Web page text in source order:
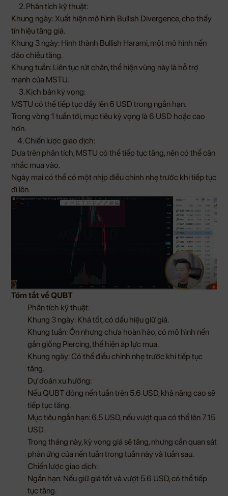
2. Phân tích kỹ thuật:
Khung ngày: Xuất hiện mô hình Bullish Divergence, cho thấy
tín hiệu tăng giá.
Khung 3 ngày: Hình thành Bullish Harami, một mô hình nến
đảo chiều tăng.
Khung tuần: Liên tục rút chân, thể hiện vùng này là hỗ trợ
mạnh của MSTU.
3. Kịch bản kỳ vọng:
MSTU có thể tiếp tục đẩy lên 6 USD trong ngắn hạn.
Trong vòng 1 tuần tới, mục tiêu kỳ vọng là 6 USD hoặc cao
hơn.
4. Chiến lược giao dịch:
Dựa trên phân tích, MSTU có thể tiếp tục tăng, nên có thể cân
nhắc mua vào.
Ngày mai có thể có một nhịp điều chỉnh nhẹ trước khi tiếp tục
đi lên.
Tóm tắt về QUBT
Phân tích kỹ thuật:
Khung 3 ngày: Khá tốt, có dấu hiệu giữ giá.
Khung tuần: Ổn nhưng chưa hoàn hảo, có mô hình nến
gần giống Piercing, thể hiện áp lực mua.
Khung ngày: Có thể điều chỉnh nhẹ trước khi tiếp tục
tăng.
Dự đoán xu hướng:
Nếu QUBT đóng nến tuần trên 5.6 USD, khả năng cao sẽ
tiếp tục tăng.
Mục tiêu ngắn hạn: 6.5 USD, nếu vượt qua có thể lên 7.15
USD.
Trong tháng này, kỳ vọng giá sẽ tăng, nhưng cần quan sát
phản ứng của nến tuần trong tuần này và tuần sau.
Chiến lược giao dịch:
Ngắn hạn: Nếu giữ giá tốt và vượt 5.6 USD, có thể tiếp
tục tăng.